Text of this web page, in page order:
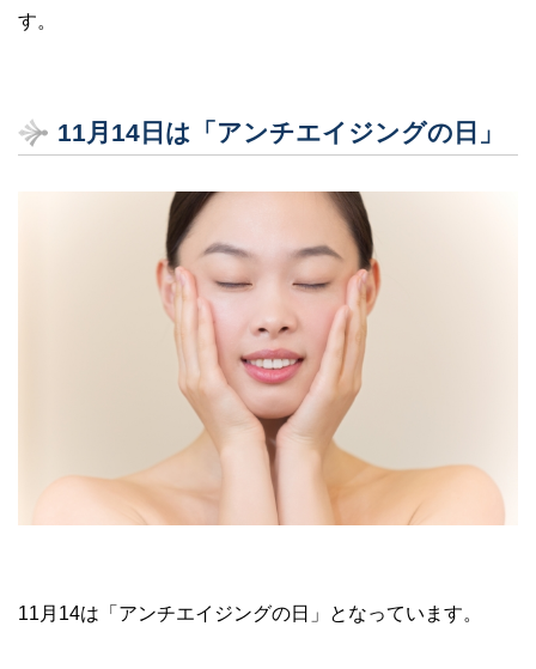
す。
11月14日は「アンチエイジングの日」
11月14は「アンチエイジングの日」となっています。